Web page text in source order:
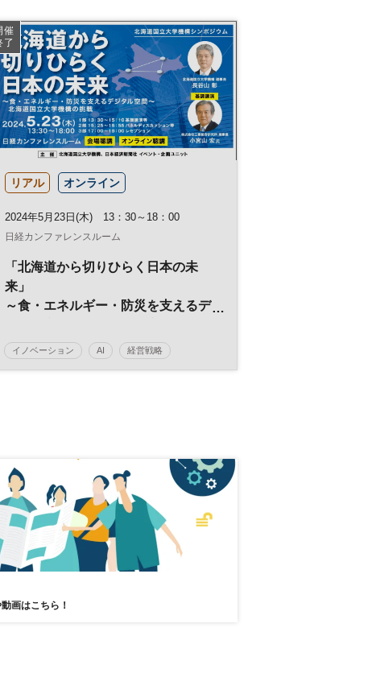
催
了
リアル オンライン
2024年5月23日(木) 13：30～18：00
日経カンファレンスルーム
「北海道から切りひらく日本の未
来」
～食・エネルギー・防災を支えるデ
の挑戦
イノベーション AI 経営戦略
画はこちら！